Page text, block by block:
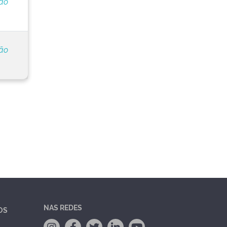
NAS REDES